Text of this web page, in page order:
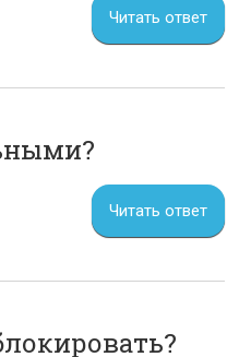
Читать ответ
Читать ответ